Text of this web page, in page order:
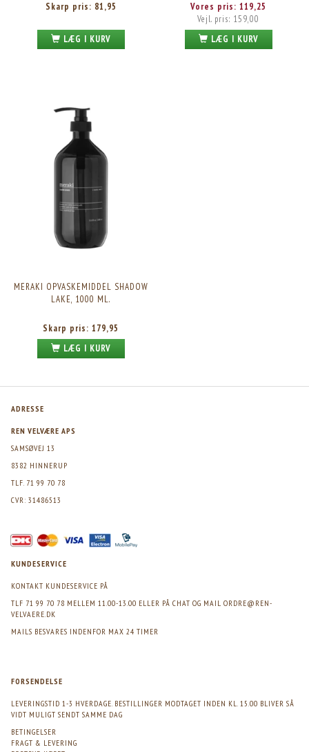
Skarp pris: 81,95
LÆG I KURV
Vores pris: 119,25
Vejl. pris: 159,00
LÆG I KURV
MERAKI OPVASKEMIDDEL SHADOW
LAKE, 1000 ML.
Skarp pris: 179,95
LÆG I KURV
ADRESSE
REN VELVÆRE APS
SAMSØVEJ 13
8382 HINNERUP
TLF. 71 99 70 78
CVR: 31486513
KUNDESERVICE
KONTAKT KUNDESERVICE PÅ
TLF 71 99 70 78 MELLEM 11.00-13.00 ELLER PÅ CHAT OG MAIL ORDRE@REN-
VELVAERE.DK
MAILS BESVARES INDENFOR MAX 24 TIMER
FORSENDELSE
LEVERINGSTID 1-3 HVERDAGE. BESTILLINGER MODTAGET INDEN KL. 15.00 BLIVER SÅ
VIDT MULIGT SENDT SAMME DAG
BETINGELSER
FRAGT & LEVERING